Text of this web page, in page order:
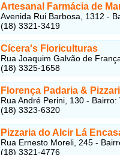
Artesanal Farmácia de
Avenida Rui Barbosa, 1312 -
(18) 3321-3419
Cícera's Floriculturas
Rua Joaquim Galvão de
(18) 3325-1658
Florença Padaria &
Rua André Perini, 130 -
(18) 3323-6320
Pizzaria do Alcir Lá
Rua Ernesto Moreli, 245 -
(18) 3321-4776